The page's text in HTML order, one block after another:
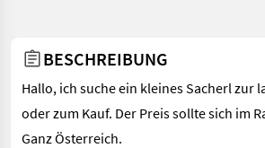
BESCHREIBUNG
Hallo, ich suche ein kleines Sacherl zur
oder zum Kauf. Der Preis sollte sich im
Ganz Österreich.